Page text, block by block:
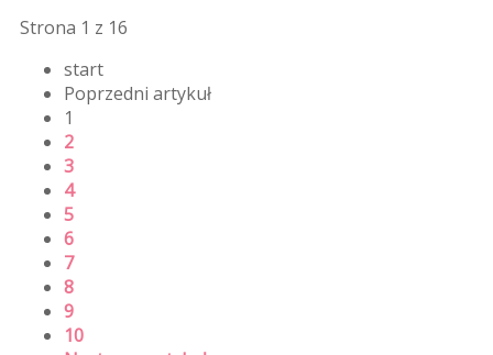
Strona 1 z 16
start
Poprzedni artykuł
1
2
3
4
5
6
7
8
9
10